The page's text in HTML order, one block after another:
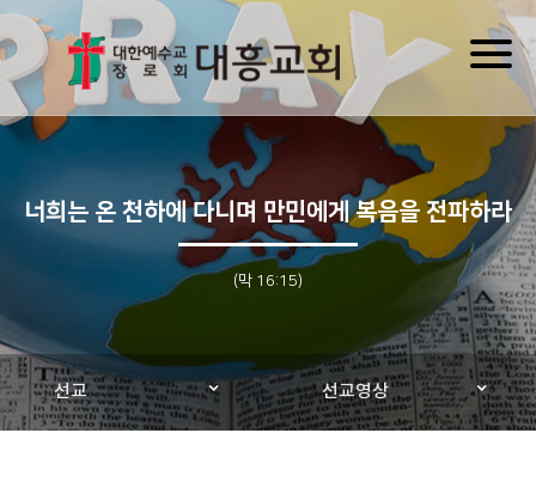
너희는 온 천하에 다니며 만민에게 복음을 전파하라
(막 16:15)
선교 선교영상